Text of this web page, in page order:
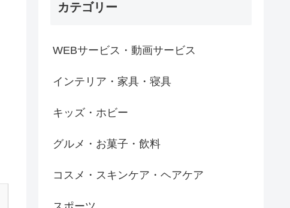
カテゴリー
WEBサービス・動画サービス
インテリア・家具・寝具
キッズ・ホビー
グルメ・お菓子・飲料
コスメ・スキンケア・ヘアケア